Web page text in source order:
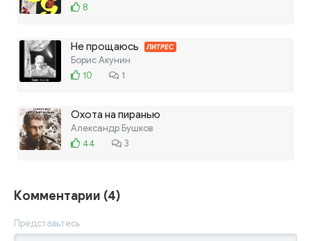
8
Не прощаюсь ЛИТРЕС
Борис Акунин
10
1
Охота на пиранью
Александр Бушков
44
3
Комментарии (4)
Представьтесь